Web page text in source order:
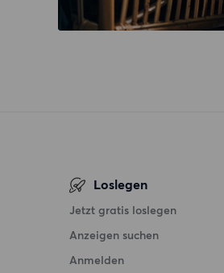
Loslegen
Jetzt gratis loslegen
Anzeigen suchen
Anmelden